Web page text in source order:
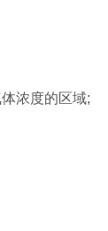
浓度的区域;